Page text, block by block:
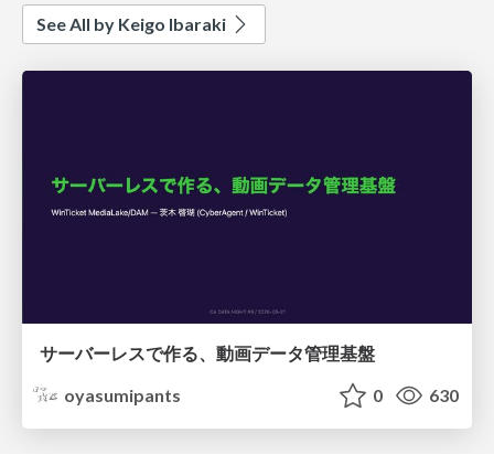
See All by Keigo Ibaraki
サーバーレスで作る、動画データ管理基盤
oyasumipants
0 630